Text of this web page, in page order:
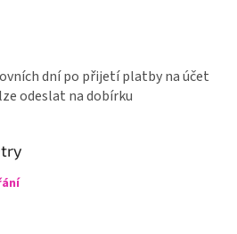
dní po přijetí platby na účet
odeslat na dobírku